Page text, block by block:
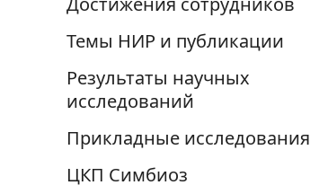
Темы НИР и публикации
Результаты научных
исследований
Прикладные исследования
ЦКП Симбиоз